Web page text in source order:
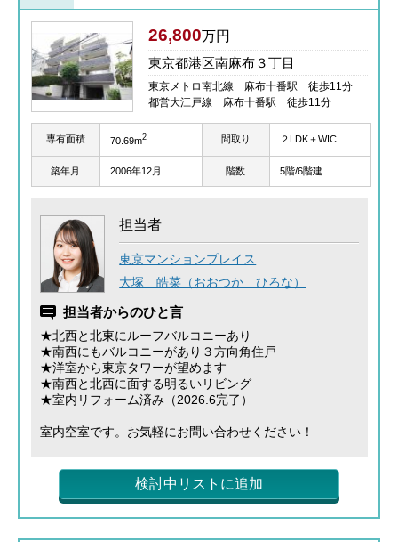
26,800万円
東京都港区南麻布３丁目
東京メトロ南北線 麻布十番駅 徒歩11分
都営大江戸線 麻布十番駅 徒歩11分
専有面積 70.69m2 間取り ２LDK＋WIC
築年月 2006年12月 階数 5階/6階建
担当者
東京マンションプレイス
大塚 皓菜（おおつか ひろな）
担当者からのひと言
★北西と北東にルーフバルコニーあり
★南西にもバルコニーがあり３方向角住戸
★洋室から東京タワーが望めます
★南西と北西に面する明るいリビング
★室内リフォーム済み（2026.6完了）
室内空室です。お気軽にお問い合わせください！
検討中リストに追加